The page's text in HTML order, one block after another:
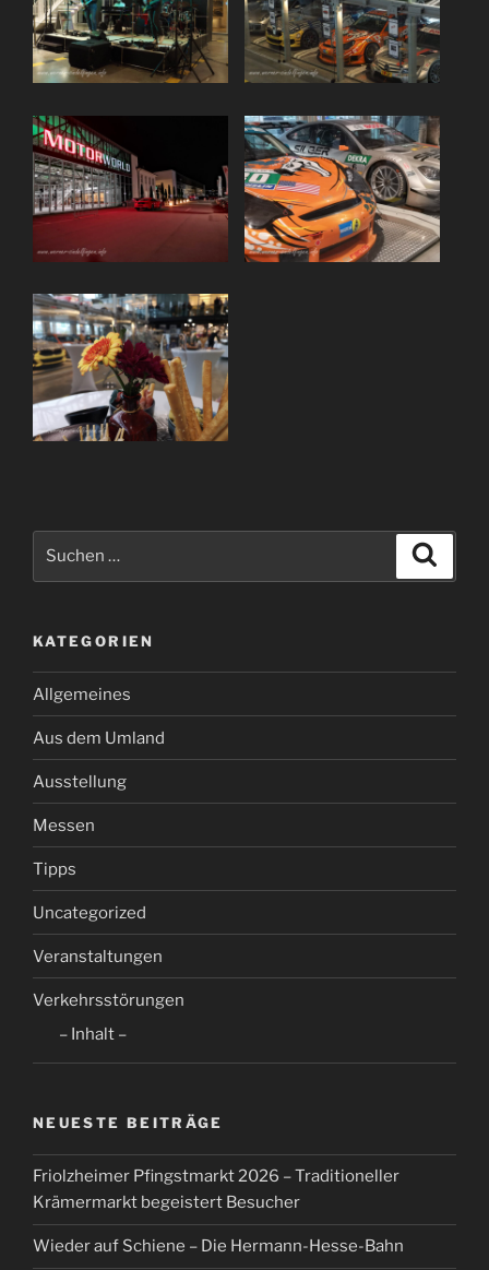
KATEGORIEN
Allgemeines
Aus dem Umland
Ausstellung
Messen
Tipps
Uncategorized
Veranstaltungen
Verkehrsstörungen
– Inhalt –
NEUESTE BEITRÄGE
Friolzheimer Pfingstmarkt 2026 – Traditioneller
Krämermarkt begeistert Besucher
Wieder auf Schiene – Die Hermann-Hesse-Bahn